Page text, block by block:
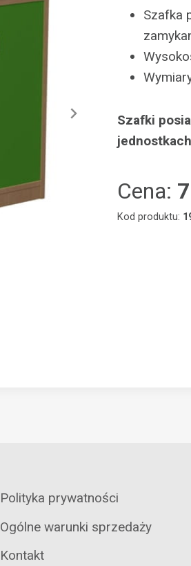
Szafka
Szafki
Cena:
Kod produktu:
Polityka prywatności
Ogólne warunki sprzedaży
Kontakt